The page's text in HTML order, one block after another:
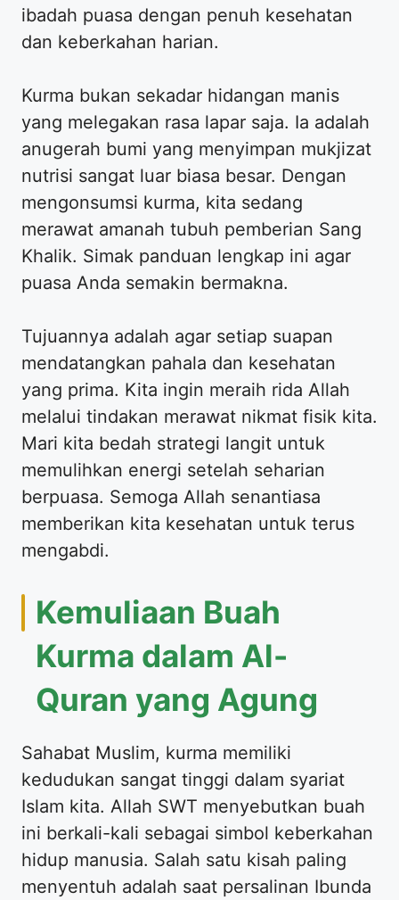
ibadah puasa dengan penuh kesehatan
dan keberkahan harian.
Kurma bukan sekadar hidangan manis
yang melegakan rasa lapar saja. Ia adalah
anugerah bumi yang menyimpan mukjizat
nutrisi sangat luar biasa besar. Dengan
mengonsumsi kurma, kita sedang
merawat amanah tubuh pemberian Sang
Khalik. Simak panduan lengkap ini agar
puasa Anda semakin bermakna.
Tujuannya adalah agar setiap suapan
mendatangkan pahala dan kesehatan
yang prima. Kita ingin meraih rida Allah
melalui tindakan merawat nikmat fisik kita.
Mari kita bedah strategi langit untuk
memulihkan energi setelah seharian
berpuasa. Semoga Allah senantiasa
memberikan kita kesehatan untuk terus
mengabdi.
Kemuliaan Buah
Kurma dalam Al-
Quran yang Agung
Sahabat Muslim, kurma memiliki
kedudukan sangat tinggi dalam syariat
Islam kita. Allah SWT menyebutkan buah
ini berkali-kali sebagai simbol keberkahan
hidup manusia. Salah satu kisah paling
menyentuh adalah saat persalinan Ibunda